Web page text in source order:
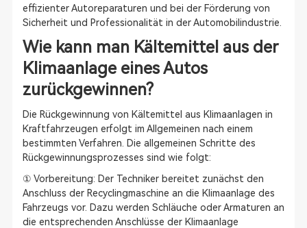
effizienter Autoreparaturen und bei der Förderung von
Sicherheit und Professionalität in der Automobilindustrie.
Wie kann man Kältemittel aus der
Klimaanlage eines Autos
zurückgewinnen?
Die Rückgewinnung von Kältemittel aus Klimaanlagen in
Kraftfahrzeugen erfolgt im Allgemeinen nach einem
bestimmten Verfahren. Die allgemeinen Schritte des
Rückgewinnungsprozesses sind wie folgt:
① Vorbereitung: Der Techniker bereitet zunächst den
Anschluss der Recyclingmaschine an die Klimaanlage des
Fahrzeugs vor. Dazu werden Schläuche oder Armaturen an
die entsprechenden Anschlüsse der Klimaanlage